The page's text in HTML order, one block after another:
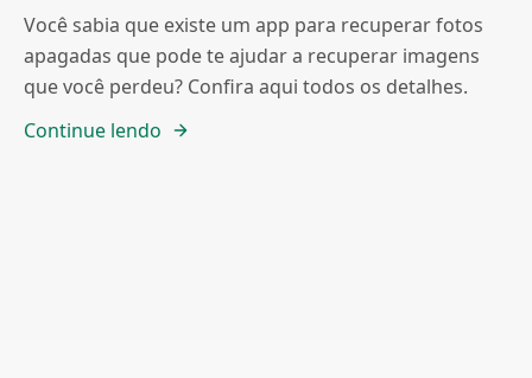
Você sabia que existe um app para recuperar fotos
apagadas que pode te ajudar a recuperar imagens
que você perdeu? Confira aqui todos os detalhes.
Continue lendo